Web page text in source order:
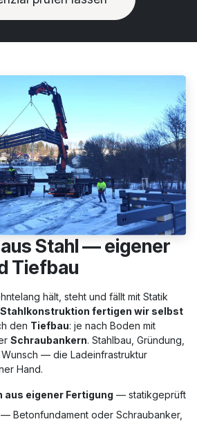
Stahl — eigener
Tiefbau
hält, steht und fällt mit Statik
Stahlkonstruktion fertigen wir selbst
den Tiefbau: je nach Boden mit
Schraubankern. Stahlbau, Gründung,
— die Ladeinfrastruktur
Hand.
eigener Fertigung — statikgeprüft
— Betonfundament oder Schraubanker,